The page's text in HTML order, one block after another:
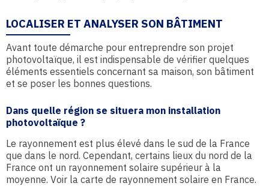
LOCALISER ET ANALYSER SON BÂTIMENT
Avant toute démarche pour entreprendre son projet
photovoltaïque, il est indispensable de vérifier quelques
éléments essentiels concernant sa maison, son bâtiment
et se poser les bonnes questions.
Dans quelle région se situera mon installation
photovoltaïque ?
Le rayonnement est plus élevé dans le sud de la France
que dans le nord. Cependant, certains lieux du nord de la
France ont un rayonnement solaire supérieur à la
moyenne. Voir la carte de rayonnement solaire en France.